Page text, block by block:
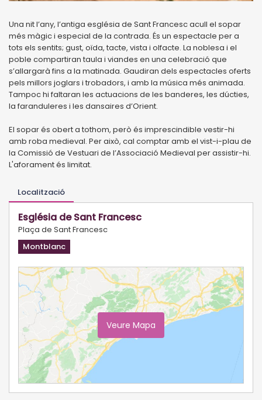
Una nit l’any, l’antiga església de Sant Francesc acull el sopar
més màgic i especial de la contrada. És un espectacle per a
tots els sentits; gust, oïda, tacte, vista i olfacte. La noblesa i el
poble compartiran taula i viandes en una celebració que
s’allargarà fins a la matinada. Gaudiran dels espectacles oferts
pels millors joglars i trobadors, i amb la música més animada.
Tampoc hi faltaran les actuacions de les banderes, les dúcties,
la faranduleres i les dansaires d’Orient.
El sopar és obert a tothom, però és imprescindible vestir-hi
amb roba medieval. Per això, cal comptar amb el vist-i-plau de
la Comissió de Vestuari de l’Associació Medieval per assistir-hi.
L'aforament és limitat.
Localització
Església de Sant Francesc
Plaça de Sant Francesc
Montblanc
Veure Mapa